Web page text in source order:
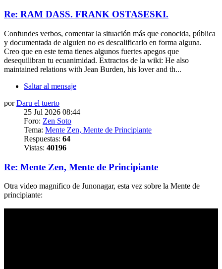
Re: RAM DASS. FRANK OSTASESKI.
Confundes verbos, comentar la situación más que conocida, pública
y documentada de alguien no es descalificarlo en forma alguna.
Creo que en este tema tienes algunos fuertes apegos que
desequilibran tu ecuanimidad. Extractos de la wiki: He also
maintained relations with Jean Burden, his lover and th...
Saltar al mensaje
porDaru el tuerto
25 Jul 2026 08:44
Foro: Zen Soto
Tema: Mente Zen, Mente de Principiante
Respuestas: 64
Vistas: 40196
Re: Mente Zen, Mente de Principiante
Otra video magnifico de Junonagar, esta vez sobre la Mente de
principiante: